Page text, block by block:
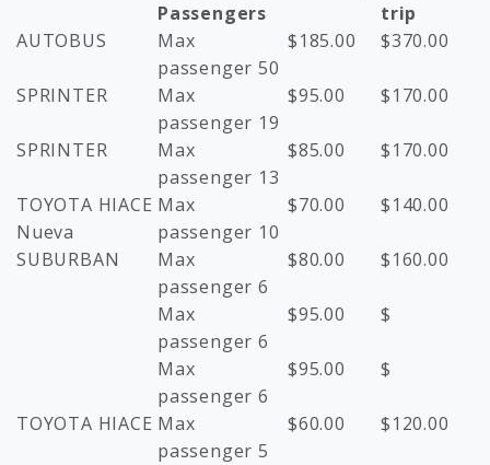
Passengers
trip
AUTOBUS
Max
passenger 50
$185.00 $370.00
SPRINTER
Max
passenger 19
$95.00 $170.00
SPRINTER
Max
passenger 13
$85.00 $170.00
TOYOTA HIACE
Nueva
Max
passenger 10
$70.00 $140.00
SUBURBAN
Max
passenger 6
$80.00 $160.00
Max
passenger 6
$95.00 $
Max
passenger 6
$95.00 $
TOYOTA HIACE Max
passenger 5
$60.00 $120.00